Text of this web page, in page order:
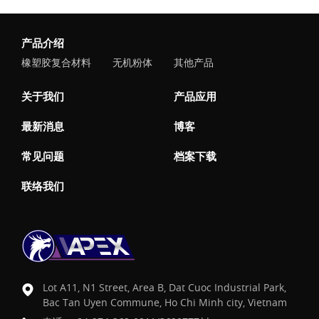
产品介绍
橡塑胶复合材料 无机粉体 其他产品
关于我们 产品应用
最新消息 博客
常见问题 档案下载
联络我们
Lot A11, N1 Street, Area B, Dat Cuoc Industrial Park,
Bac Tan Uyen Commune, Ho Chi Minh city, Vietnam